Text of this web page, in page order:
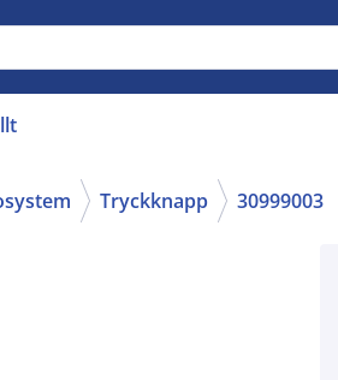
Tryckknapp 30999003